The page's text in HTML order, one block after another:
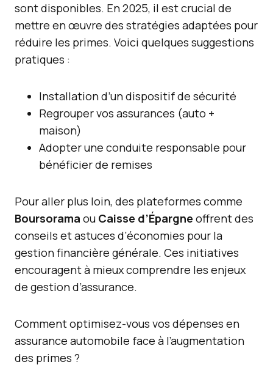
sont disponibles. En 2025, il est crucial de
mettre en œuvre des stratégies adaptées pour
réduire les primes. Voici quelques suggestions
pratiques :
Installation d’un dispositif de sécurité
Regrouper vos assurances (auto +
maison)
Adopter une conduite responsable pour
bénéficier de remises
Pour aller plus loin, des plateformes comme
Boursorama ou Caisse d’Épargne offrent des
conseils et astuces d’économies pour la
gestion financière générale. Ces initiatives
encouragent à mieux comprendre les enjeux
de gestion d’assurance.
Comment optimisez-vous vos dépenses en
assurance automobile face à l’augmentation
des primes ?